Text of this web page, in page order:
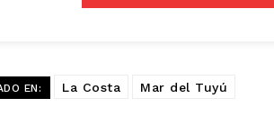
EN: La Costa Mar del Tuyú